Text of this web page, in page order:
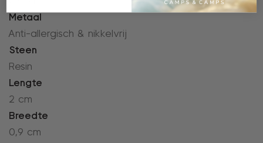
Metaal
Anti-allergisch & nikkelvrij
Steen
Resin
Lengte
2 cm
Breedte
0,9 cm